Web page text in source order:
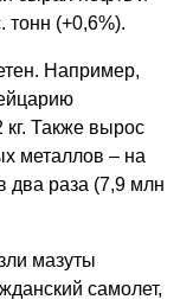
тонн (+0,6%).
Например,
кг. Также вырос
металлов – на
два раза (7,9 млн
мазуты
самолет,